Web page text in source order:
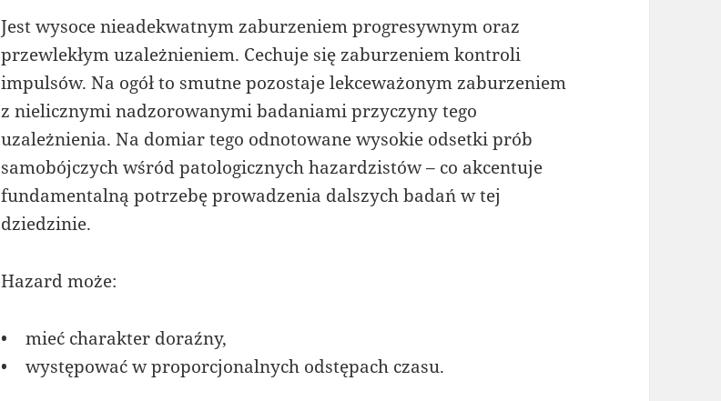
Jest wysoce nieadekwatnym zaburzeniem progresywnym oraz
przewlekłym uzależnieniem. Cechuje się zaburzeniem kontroli
impulsów. Na ogół to smutne pozostaje lekceważonym zaburzeniem
z nielicznymi nadzorowanymi badaniami przyczyny tego
uzależnienia. Na domiar tego odnotowane wysokie odsetki prób
samobójczych wśród patologicznych hazardzistów – co akcentuje
fundamentalną potrzebę prowadzenia dalszych badań w tej
dziedzinie.
Hazard może:
• mieć charakter doraźny,
• występować w proporcjonalnych odstępach czasu.